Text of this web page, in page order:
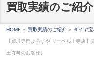
買取実績のご紹介
HOME » 買取実績のご紹介 » ダイヤ宝
【買取専門よろずや リーベル王寺店
王寺町のお客様）